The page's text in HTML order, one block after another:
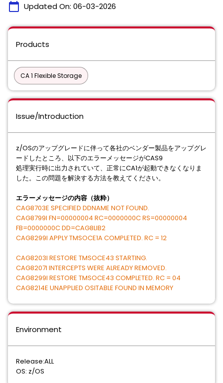
calendar_today Updated On: 06-03-2026
Products
CA 1 Flexible Storage
Issue/Introduction
z/OSのアップグレードに伴って各社のベンダー製品をアップグレ
ードしたところ、以下のエラーメッセージがCAS9
処理実⾏時に出⼒されていて、正常にCA1が起動できなくなりま
した。この問題を解決する⽅法を教えてください。
エラーメッセージの内容（抜粋）
CAG8703E SPECIFIED DDNAME NOT FOUND.
CAG8799I FN=00000004 RC=0000000C RS=00000004
FB=0000000C DD=CAG8LIB2
CAG8299I APPLY TMSOCE1A COMPLETED. RC = 12
CAG8203I RESTORE TMSOCE43 STARTING.
CAG8207I INTERCEPTS WERE ALREADY REMOVED.
CAG8299I RESTORE TMSOCE43 COMPLETED. RC = 04
CAG8214E UNAPPLIED OSITABLE FOUND IN MEMORY
Environment
Release:ALL
OS: z/OS